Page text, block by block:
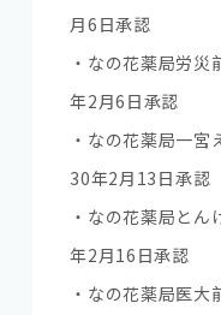
月6日承認
・なの花薬局労
年2月6日承認
・なの花薬局一
30年2月13日承認
・なの花薬局と
年2月16日承認
・なの花薬局医